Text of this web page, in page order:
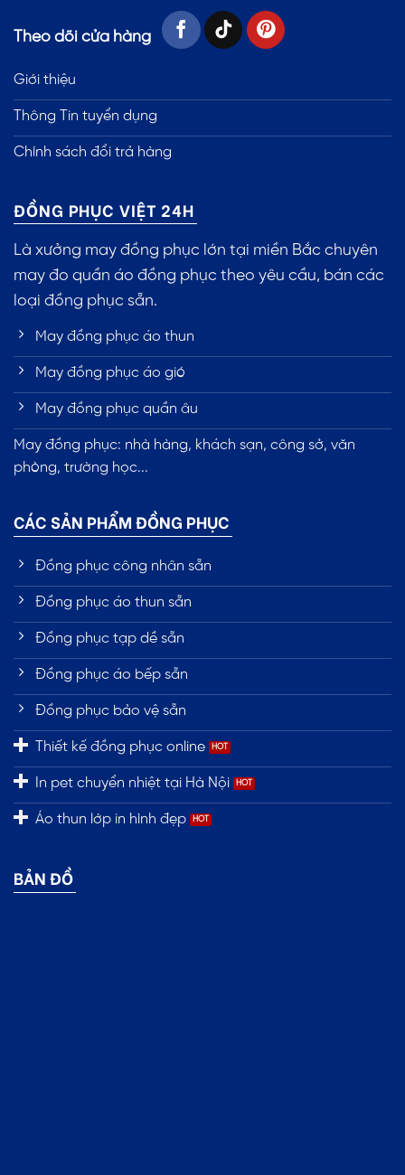
Theo dõi cửa hàng
Giới thiệu
Thông Tin tuyển dụng
Chính sách đổi trả hàng
ĐỒNG PHỤC VIỆT 24H
Là xưởng may đồng phục lớn tại miền Bắc chuyên
may đo quần áo đồng phục theo yêu cầu, bán các
loại đồng phục sẵn.
May đồng phục áo thun
May đồng phục áo gió
May đồng phục quần âu
May đồng phục: nhà hàng, khách sạn, công sở, văn
phòng, trường học...
CÁC SẢN PHẨM ĐỒNG PHỤC
Đồng phục công nhân sẵn
Đồng phục áo thun sẵn
Đồng phục tạp dề sẵn
Đồng phục áo bếp sẵn
Đồng phục bảo vệ sẵn
Thiết kế đồng phục online
In pet chuyển nhiệt tại Hà Nội
Áo thun lớp in hình đẹp
BẢN ĐỒ